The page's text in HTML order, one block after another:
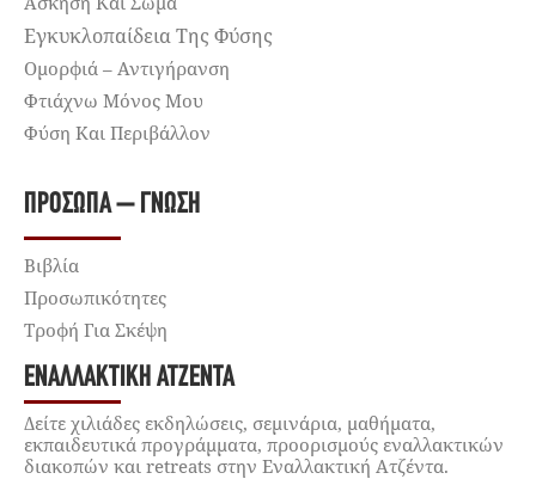
Εγκυκλοπαίδεια Της Φύσης
Ομορφιά – Αντιγήρανση
Φτιάχνω Μόνος Μου
Φύση Και Περιβάλλον
ΠΡΌΣΩΠΑ – ΓΝΏΣΗ
Βιβλία
Προσωπικότητες
Τροφή Για Σκέψη
ΕΝΑΛΛΑΚΤΙΚΉ ΑΤΖΈΝΤΑ
Δείτε χιλιάδες εκδηλώσεις, σεμινάρια, μαθήματα,
εκπαιδευτικά προγράμματα, προορισμούς εναλλακτικών
διακοπών και retreats στην Εναλλακτική Ατζέντα.